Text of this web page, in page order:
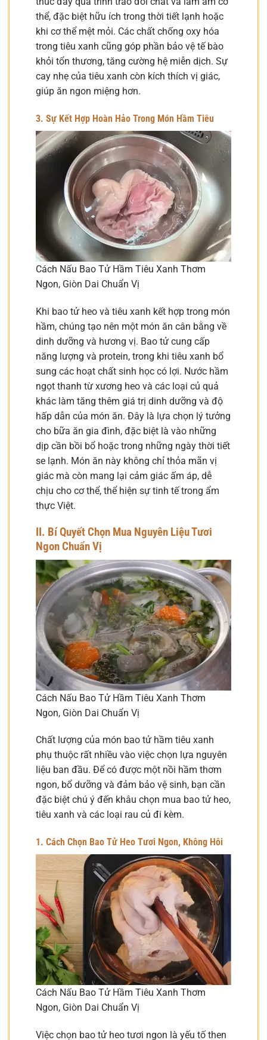
thể, đặc biệt hữu ích trong thời tiết lạnh hoặc
khi cơ thể mệt mỏi. Các chất chống oxy hóa
trong tiêu xanh cũng góp phần bảo vệ tế bào
khỏi tổn thương, tăng cường hệ miễn dịch. Sự
cay nhẹ của tiêu xanh còn kích thích vị giác,
giúp ăn ngon miệng hơn.
3. Sự Kết Hợp Hoàn Hảo Trong Món Hầm Tiêu
Cách Nấu Bao Tử Hầm Tiêu Xanh Thơm
Ngon, Giòn Dai Chuẩn Vị
Khi bao tử heo và tiêu xanh kết hợp trong món
hầm, chúng tạo nên một món ăn cân bằng về
dinh dưỡng và hương vị. Bao tử cung cấp
năng lượng và protein, trong khi tiêu xanh bổ
sung các hoạt chất sinh học có lợi. Nước hầm
ngọt thanh từ xương heo và các loại củ quả
khác làm tăng thêm giá trị dinh dưỡng và độ
hấp dẫn của món ăn. Đây là lựa chọn lý tưởng
cho bữa ăn gia đình, đặc biệt là vào những
dịp cần bồi bổ hoặc trong những ngày thời tiết
se lạnh. Món ăn này không chỉ thỏa mãn vị
giác mà còn mang lại cảm giác ấm áp, dễ
chịu cho cơ thể, thể hiện sự tinh tế trong ẩm
thực Việt.
II. Bí Quyết Chọn Mua Nguyên Liệu Tươi
Ngon Chuẩn Vị
Cách Nấu Bao Tử Hầm Tiêu Xanh Thơm
Ngon, Giòn Dai Chuẩn Vị
Chất lượng của món bao tử hầm tiêu xanh
phụ thuộc rất nhiều vào việc chọn lựa nguyên
liệu ban đầu. Để có được một nồi hầm thơm
ngon, bổ dưỡng và đảm bảo vệ sinh, bạn cần
đặc biệt chú ý đến khâu chọn mua bao tử heo,
tiêu xanh và các loại rau củ đi kèm.
1. Cách Chọn Bao Tử Heo Tươi Ngon, Không Hôi
Cách Nấu Bao Tử Hầm Tiêu Xanh Thơm
Ngon, Giòn Dai Chuẩn Vị
Việc chọn bao tử heo tươi ngon là yếu tố then